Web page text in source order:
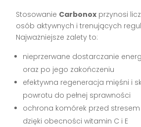
Stosowanie Carbonox przynosi
osób aktywnych i trenujących
Najważniejsze zalety to:
nieprzerwane dostarczanie
oraz po jego zakończeniu
efektywna regeneracja mięśni i
powrotu do pełnej sprawności
ochrona komórek przed
dzięki obecności witamin C i E